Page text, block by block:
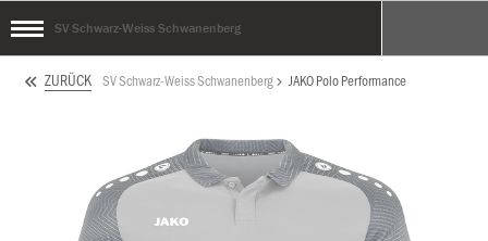
SV Schwarz-Weiss Schwanenberg
ZURÜCK SV Schwarz-Weiss Schwanenberg JAKO Polo Performance